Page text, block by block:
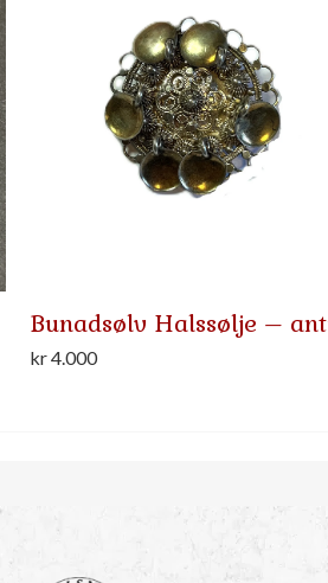
Bunadsølv Halssølje –
kr4.000